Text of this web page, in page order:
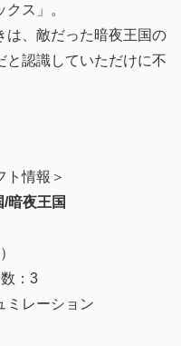
ス」。
は、敵だった暗夜王国の
と認識していただけに不
ト情報＞
暗夜王国
：3
ミレーション